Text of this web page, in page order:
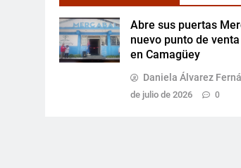
Abre sus puertas
nuevo punto de
en Camagüey
Daniela Álvarez
de julio de 2026
0